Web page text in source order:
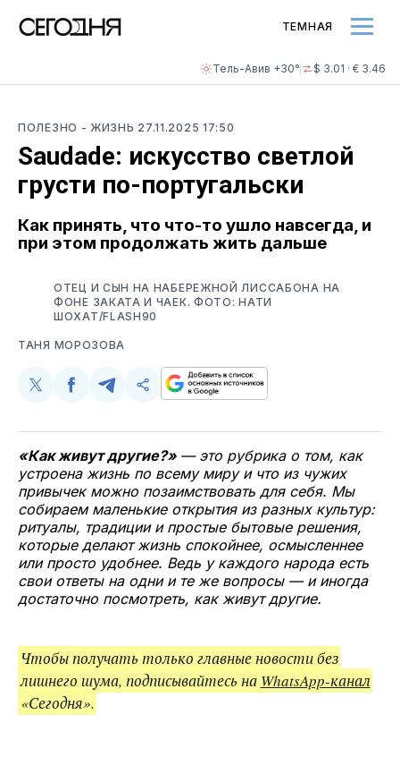
Тель-Авив +30° $ 3.01 · € 3.46
ТЕМНАЯ
ПОЛЕЗНО - ЖИЗНЬ 27.11.2025 17:50
Saudade: искусство светлой
грусти по-португальски
Как принять, что что-то ушло навсегда, и
при этом продолжать жить дальше
ОТЕЦ И СЫН НА НАБЕРЕЖНОЙ ЛИССАБОНА НА
ФОНЕ ЗАКАТА И ЧАЕК. ФОТО: НАТИ
ШОХАТ/FLASH90
ТАНЯ МОРОЗОВА
Поделиться
Twitter
Поделиться
Facebook
Поделиться
Telegram
Скопируйте
поделитесь
ссылкой
«Как живут другие?» — это рубрика о том, как
устроена жизнь по всему миру и что из чужих
привычек можно позаимствовать для себя. Мы
собираем маленькие открытия из разных культур:
ритуалы, традиции и простые бытовые решения,
которые делают жизнь спокойнее, осмысленнее
или просто удобнее. Ведь у каждого народа есть
свои ответы на одни и те же вопросы — и иногда
достаточно посмотреть, как живут другие.
Чтобы получать только главные новости без
лишнего шума, подписывайтесь на WhatsApp-канал
«Сегодня».